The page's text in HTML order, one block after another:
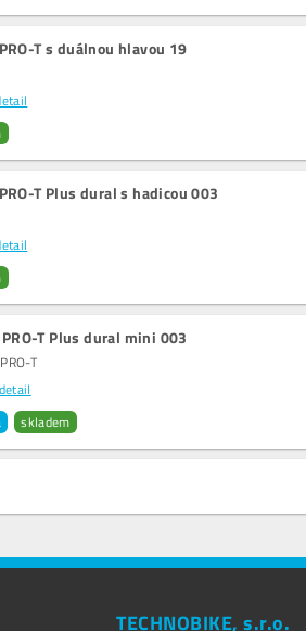
T s duálnou hlavou 19
T Plus dural s hadicou 003
T Plus dural mini 003
T
skladem
TECHNOBIKE, s.r.o.